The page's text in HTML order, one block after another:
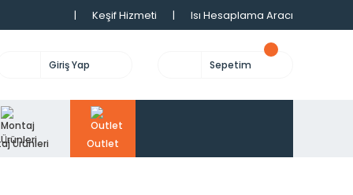
| Keşif Hizmeti | Isı Hesaplama Aracı
Giriş Yap Sepetim
Ürünleri Outlet